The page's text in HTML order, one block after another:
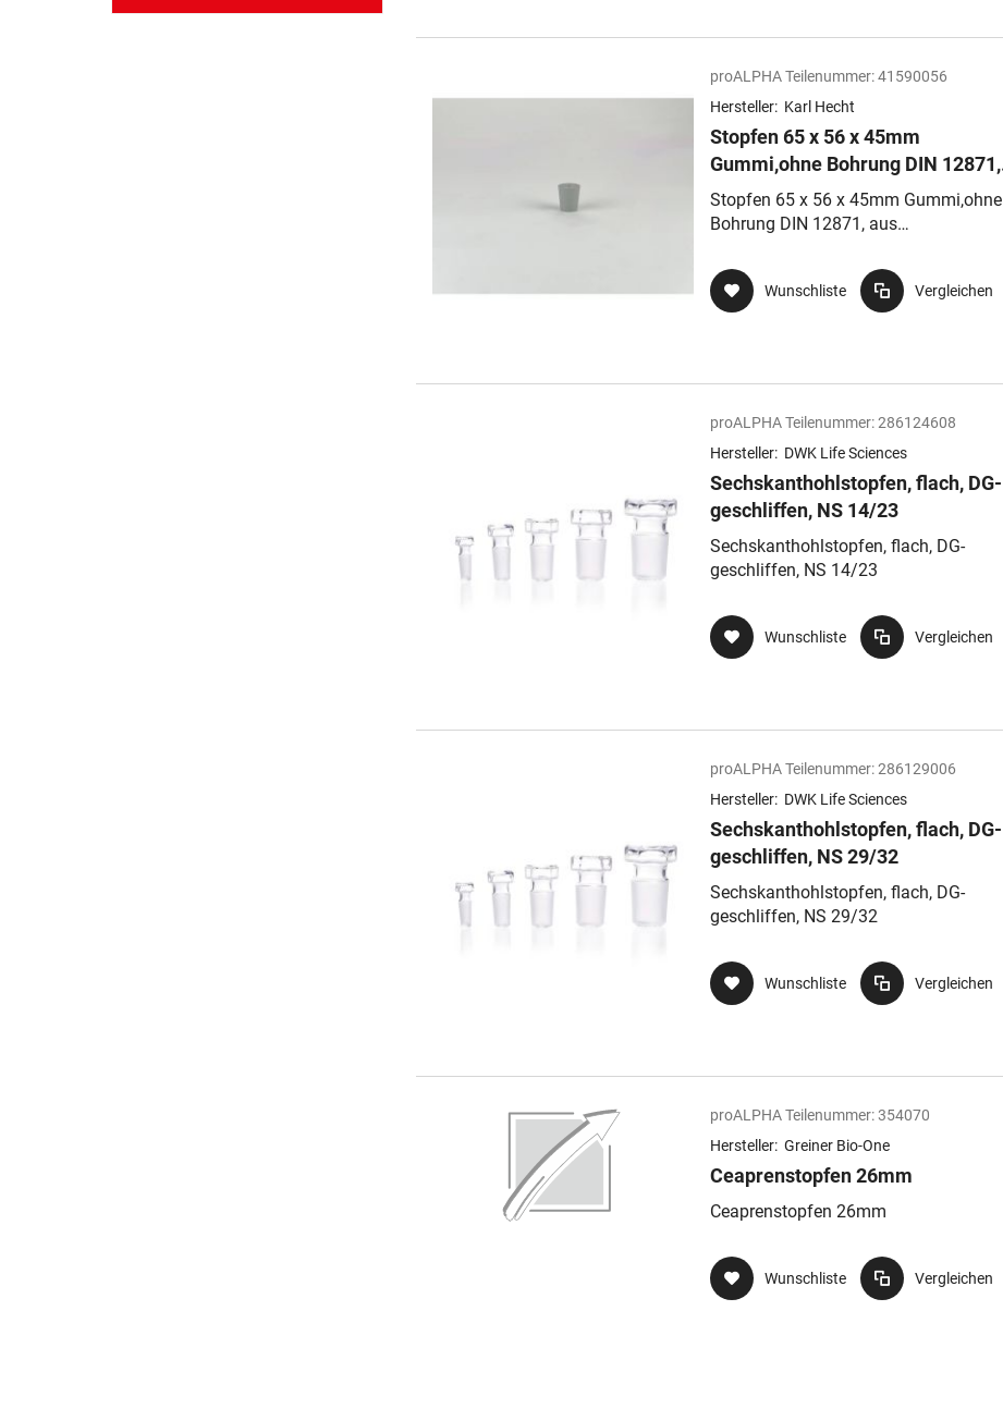
proALPHA Teilenummer:41590056
Hersteller: Karl Hecht
Stopfen 65 x 56 x 45mm
Gummi,ohne Bohrung DIN 12871,
aus Naturkautschuk, Härte 40
Shore A
Stopfen 65 x 56 x 45mm Gummi,ohne
Bohrung DIN 12871, aus
Wunschliste Vergleichen
proALPHA Teilenummer:286124608
Hersteller: DWK Life Sciences
Sechskanthohlstopfen, flach, DG-
geschliffen, NS 14/23
Sechskanthohlstopfen, flach, DG-
geschliffen, NS 14/23
Wunschliste Vergleichen
proALPHA Teilenummer:286129006
Hersteller: DWK Life Sciences
Sechskanthohlstopfen, flach, DG-
geschliffen, NS 29/32
Sechskanthohlstopfen, flach, DG-
geschliffen, NS 29/32
Wunschliste Vergleichen
proALPHA Teilenummer:354070
Hersteller: Greiner Bio-One
Ceaprenstopfen 26mm
Ceaprenstopfen 26mm
Wunschliste Vergleichen